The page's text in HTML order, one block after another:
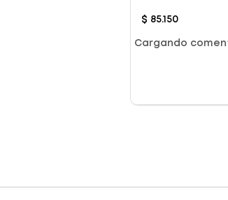
Rollon X 20Ml
$ 85.150
Cargando